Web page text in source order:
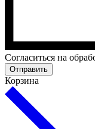
Cогласиться на
Отправить
Корзина